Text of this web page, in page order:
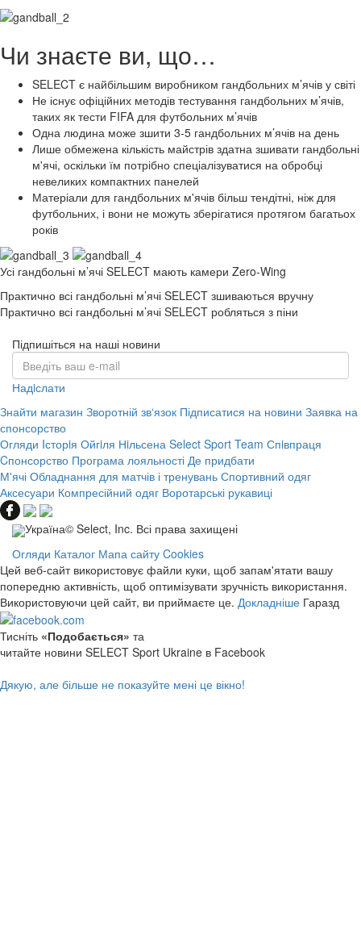
Чи знаєте ви, що…
SELECT є найбільшим виробником гандбольних м’ячів у світі
Не існує офіційних методів тестування гандбольних м’ячів,
таких як тести FIFA для футбольних м’ячів
Одна людина може зшити 3-5 гандбольних м’ячів на день
Лише обмежена кількість майстрів здатна зшивати гандбольні
м'ячі, оскільки їм потрібно спеціалізуватися на обробці
невеликих компактних панелей
Матеріали для гандбольних м'ячів більш тендітні, ніж для
футбольних, і вони не можуть зберігатися протягом багатьох
років
Усі гандбольні м’ячі SELECT мають камери Zero-Wing
Практично всі гандбольні м’ячі SELECT зшиваються вручну
Практично всі гандбольні м’ячі SELECT робляться з піни
Підпишіться на наші новини
Надiслати
Знайти магазин Зворотній зв‘язок Підписатися на новини Заявка на
спонсорство
Огляди Iсторiя Ойгiля Нiльсена Select Sport Team Спiвпраця
Cпонсорство Програма лояльності Де придбати
М'ячі Обладнання для матчів і тренувань Спортивний одяг
Аксесуари Компресійний одяг Воротарські рукавиці
Україна© Select, Inc. Всі права захищені
Огляди Каталог Мапа сайту Cookies
Цей веб-сайт використовує файли куки, щоб запам'ятати вашу
попередню активність, щоб оптимізувати зручність використання.
Використовуючи цей сайт, ви приймаєте це. Докладніше Гаразд
Тисніть «Подобається» та
читайте новини SELECT Sport Ukraine в Facebook
Дякую, але більше не показуйте мені це вікно!